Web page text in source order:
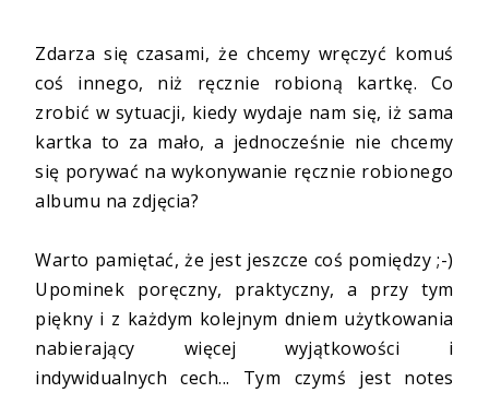
Zdarza się czasami, że chcemy wręczyć komuś
coś innego, niż ręcznie robioną kartkę. Co
zrobić w sytuacji, kiedy wydaje nam się, iż sama
kartka to za mało, a jednocześnie nie chcemy
się porywać na wykonywanie ręcznie robionego
albumu na zdjęcia?
Warto pamiętać, że jest jeszcze coś pomiędzy ;-)
Upominek poręczny, praktyczny, a przy tym
piękny i z każdym kolejnym dniem użytkowania
nabierający więcej wyjątkowości i
indywidualnych cech... Tym czymś jest notes